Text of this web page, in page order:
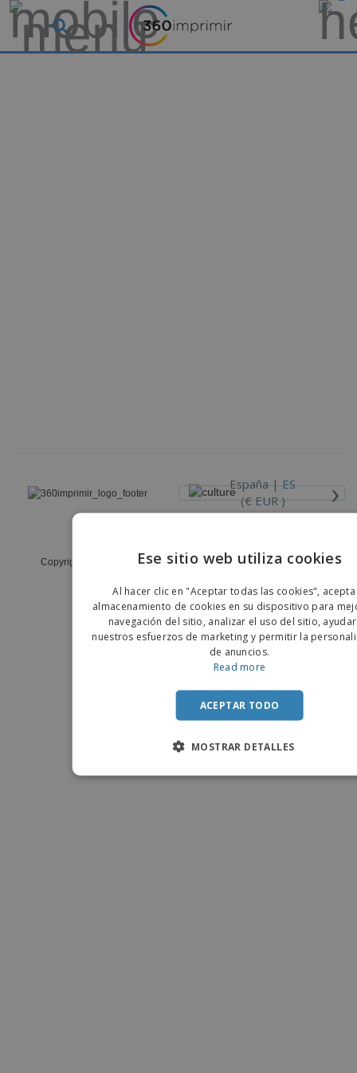
España |ES
(€ EUR )
›
Copyright © 2026 - 360imprimir. Todos los derechos reservados
Ese sitio web utiliza cookies
Al hacer clic en "Aceptar todas las cookies",
almacenamiento de cookies en su dispositivo para
navegación del sitio, analizar el uso del sitio,
nuestros esfuerzos de marketing y permitir la
de anuncios.
Read more
ACEPTAR TODO
MOSTRAR DETALLES